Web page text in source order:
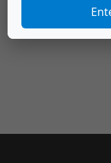
Materiales: